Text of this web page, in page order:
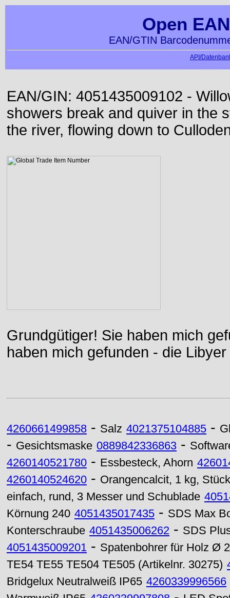
Open
EAN/GTIN
API/
EAN/GIN: 4051435009102 -
showers break and quiver in the
the river, flowing down to
Grundgütiger! Sie haben mich
haben mich gefunden - die
4260661499858 - Salz 4021375104885 -
- Gesichtsmaske 0889842336863 -
4260140521780 - Essbesteck, Ahorn
4260140524620 - Orangencalcit, 1 kg,
einfach, rund, 3 Messer und Schublade
Körnung 240 4051435017435 - SDS Max
Konterschraube 4051435006262 - SDS
4051435009201 - Spatenbohrer für Holz Ø
TE54 TE55 TE504 TE505 (Artikelnr. 30275)
Bridgelux Neutralweiß IP65 4260339996566